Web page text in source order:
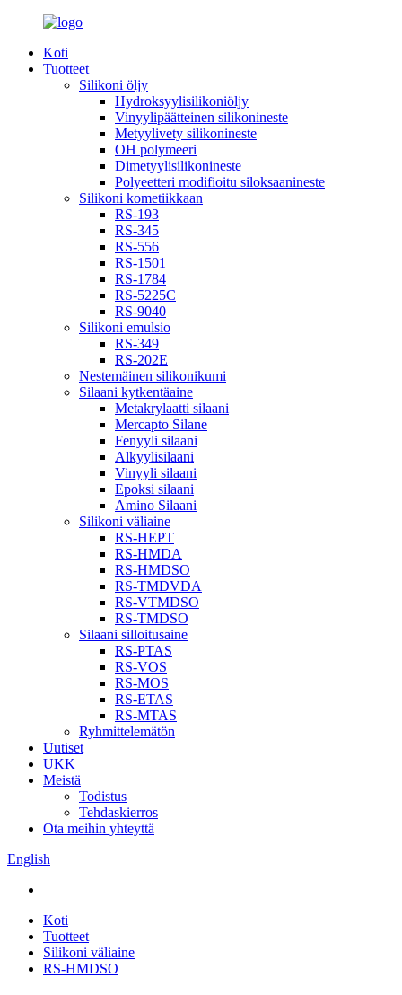
Koti
Tuotteet
Silikoni öljy
Hydroksyylisilikoniöljy
Vinyylipäätteinen silikonineste
Metyylivety silikonineste
OH polymeeri
Dimetyylisilikonineste
Polyeetteri modifioitu siloksaanineste
Silikoni kometiikkaan
RS-193
RS-345
RS-556
RS-1501
RS-1784
RS-5225C
RS-9040
Silikoni emulsio
RS-349
RS-202E
Nestemäinen silikonikumi
Silaani kytkentäaine
Metakrylaatti silaani
Mercapto Silane
Fenyyli silaani
Alkyylisilaani
Vinyyli silaani
Epoksi silaani
Amino Silaani
Silikoni väliaine
RS-HEPT
RS-HMDA
RS-HMDSO
RS-TMDVDA
RS-VTMDSO
RS-TMDSO
Silaani silloitusaine
RS-PTAS
RS-VOS
RS-MOS
RS-ETAS
RS-MTAS
Ryhmittelemätön
Uutiset
UKK
Meistä
Todistus
Tehdaskierros
Ota meihin yhteyttä
English
Koti
Tuotteet
Silikoni väliaine
RS-HMDSO